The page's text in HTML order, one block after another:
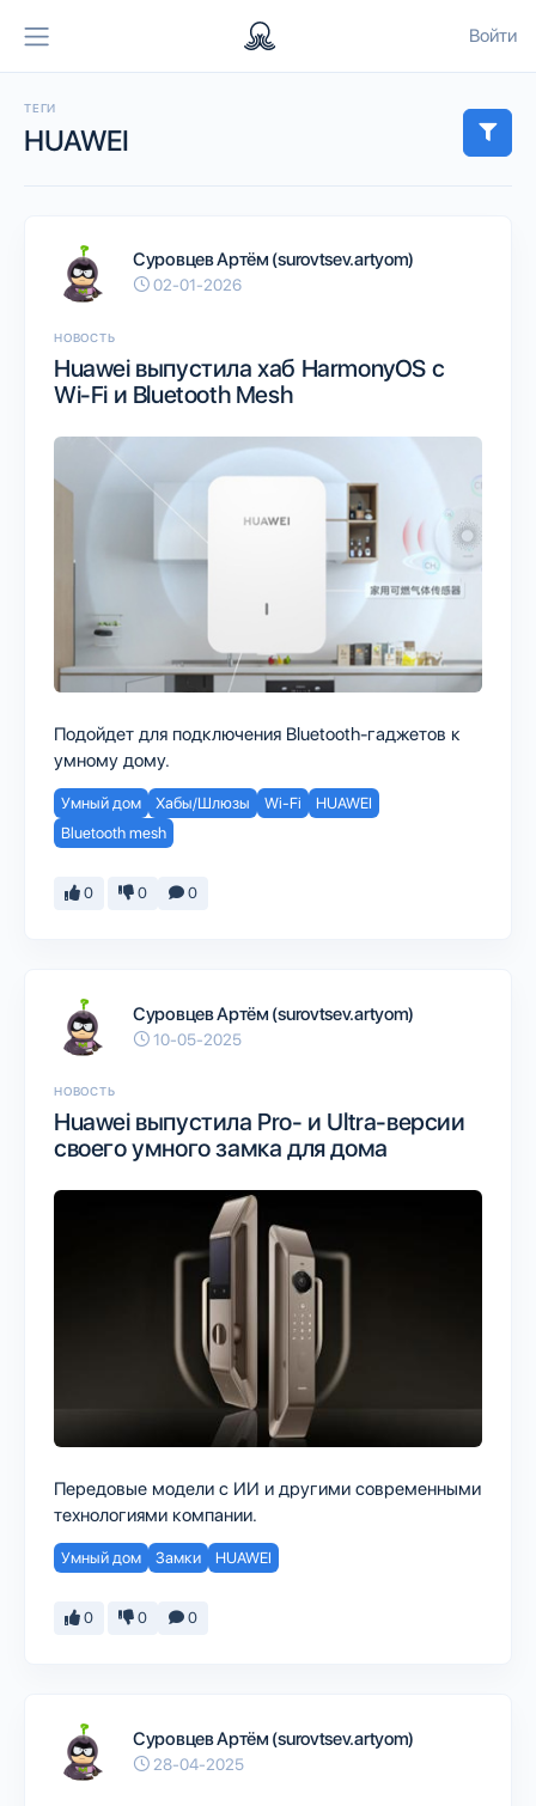
Войти
ТЕГИ
HUAWEI
Суровцев Артём (surovtsev.artyom)
02-01-2026
НОВОСТЬ
Huawei выпустила хаб HarmonyOS с
Wi-Fi и Bluetooth Mesh
Подойдет для подключения Bluetooth-гаджетов к
умному дому.
Умный дом Хабы/Шлюзы Wi-Fi
HUAWEI
Bluetooth mesh
0 0 0
Суровцев Артём (surovtsev.artyom)
10-05-2025
НОВОСТЬ
Huawei выпустила Pro- и Ultra-версии
своего умного замка для дома
Передовые модели с ИИ и другими современными
технологиями компании.
Умный дом Замки HUAWEI
0 0 0
Суровцев Артём (surovtsev.artyom)
28-04-2025